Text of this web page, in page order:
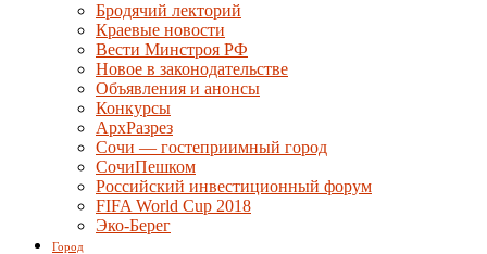
Бродячий лекторий
Краевые новости
Вести Минстроя РФ
Новое в законодательстве
Объявления и анонсы
Конкурсы
АрхРазрез
Сочи — гостеприимный город
СочиПешком
Российский инвестиционный форум
FIFA World Cup 2018
Эко-Берег
Город